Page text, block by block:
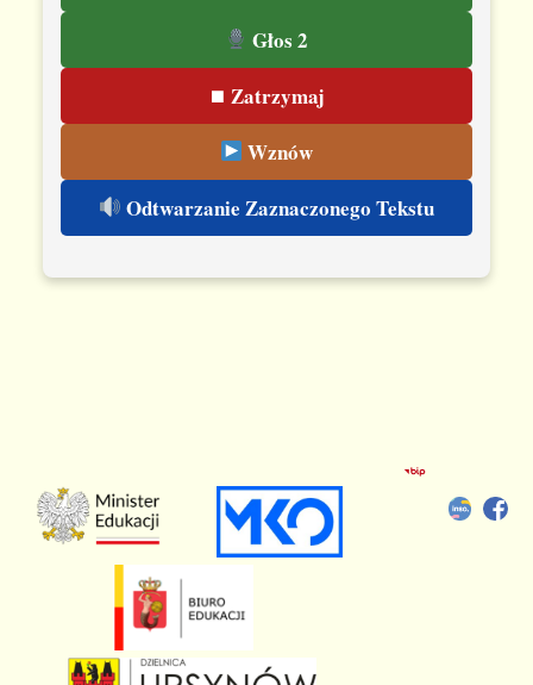
Głos 2
⏹ Zatrzymaj
Wznów
Odtwarzanie Zaznaczonego Tekstu